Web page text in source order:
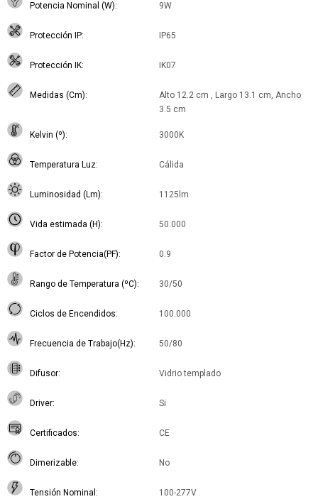
Potencia Nominal (W) 9W
Protección IP IP65
Protección IK IK07
Medidas (Cm)
Alto 12.2 cm , Largo 13.1 cm, Ancho
3.5 cm
Kelvin (º) 3000K
Temperatura Luz Cálida
Luminosidad (Lm) 1125lm
Vida estimada (H) 50.000
Factor de Potencia(PF) 0.9
Rango de Temperatura (ºC) 30/50
Ciclos de Encendidos 100.000
Frecuencia de Trabajo(Hz) 50/80
Difusor Vidrio templado
Driver Si
Certificados CE
Dimerizable No
Tensión Nominal 100-277V